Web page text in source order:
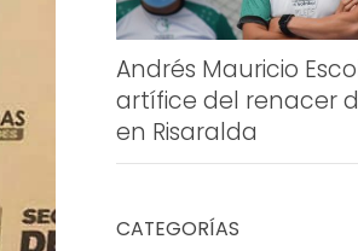
Andrés Mauricio
artífice del renacer
en Risaralda
CATEGORÍAS